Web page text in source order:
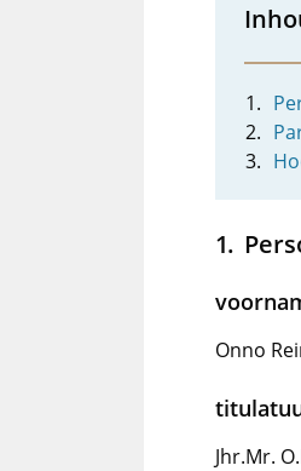
Onno
Jhr.Mr.